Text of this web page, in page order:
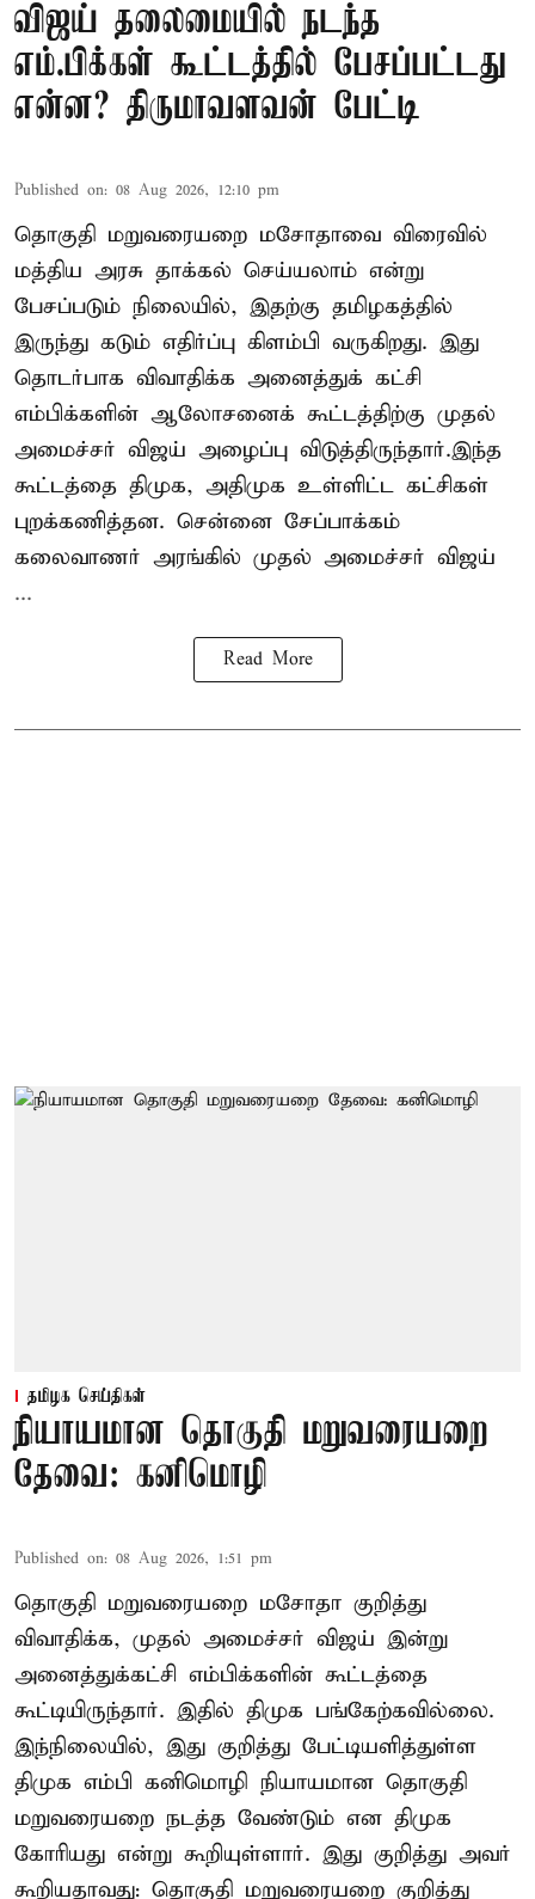
விஜய் தலைமையில் நடந்த
எம்.பிக்கள் கூட்டத்தில் பேசப்பட்டது
என்ன? திருமாவளவன் பேட்டி
Published on: 08 Aug 2026, 12:10 pm
தொகுதி மறுவரையறை மசோதாவை விரைவில்
மத்திய அரசு தாக்கல் செய்யலாம் என்று
பேசப்படும் நிலையில், இதற்கு தமிழகத்தில்
இருந்து கடும் எதிர்ப்பு கிளம்பி வருகிறது. இது
தொடர்பாக விவாதிக்க அனைத்துக் கட்சி
எம்பிக்களின் ஆலோசனைக் கூட்டத்திற்கு முதல்
அமைச்சர் விஜய் அழைப்பு விடுத்திருந்தார்.இந்த
கூட்டத்தை திமுக, அதிமுக உள்ளிட்ட கட்சிகள்
புறக்கணித்தன. சென்னை சேப்பாக்கம்
கலைவாணர் அரங்கில் முதல் அமைச்சர் விஜய்
...
Read More
தமிழக செய்திகள்
நியாயமான தொகுதி மறுவரையறை
தேவை: கனிமொழி
Published on: 08 Aug 2026, 1:51 pm
தொகுதி மறுவரையறை மசோதா குறித்து
விவாதிக்க, முதல் அமைச்சர் விஜய் இன்று
அனைத்துக்கட்சி எம்பிக்களின் கூட்டத்தை
கூட்டியிருந்தார். இதில் திமுக பங்கேற்கவில்லை.
இந்நிலையில், இது குறித்து பேட்டியளித்துள்ள
திமுக எம்பி கனிமொழி நியாயமான தொகுதி
மறுவரையறை நடத்த வேண்டும் என திமுக
கோரியது என்று கூறியுள்ளார். இது குறித்து அவர்
கூறியதாவது: தொகுதி மறுவரையறை குறித்து